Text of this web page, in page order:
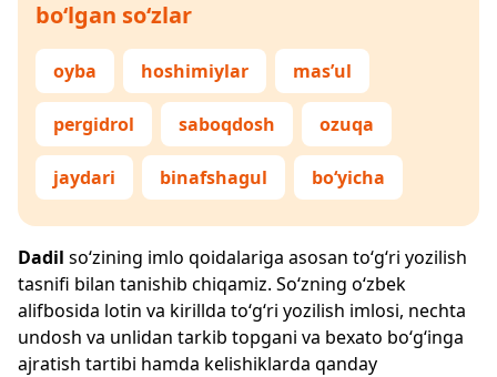
bo‘lgan so‘zlar
oyba hoshimiylar mas’ul
pergidrol saboqdosh ozuqa
jaydari binafshagul bo‘yicha
Dadil so‘zining imlo qoidalariga asosan to‘g‘ri yozilish
tasnifi bilan tanishib chiqamiz. So‘zning o‘zbek
alifbosida lotin va kirillda to‘g‘ri yozilish imlosi, nechta
undosh va unlidan tarkib topgani va bexato bo‘g‘inga
ajratish tartibi hamda kelishiklarda qanday